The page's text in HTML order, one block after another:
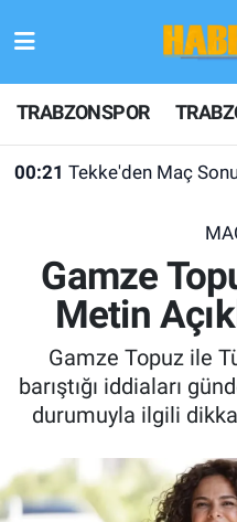
TRABZONSPOR
00:21 Tekke'den Maç
Gamze
Metin
Gamze Topuz ile
barıştığı iddiaları
durumuyla ilgili
TRABZONSPOR
TRABZON GUNDEMI
KULİS MEYDANI
1461 TRABZON
FUTBOL
ALT LIGLER
Hava Durumu
Trafik Durumu
Son Dakika Haberleri
Haber Arşivi